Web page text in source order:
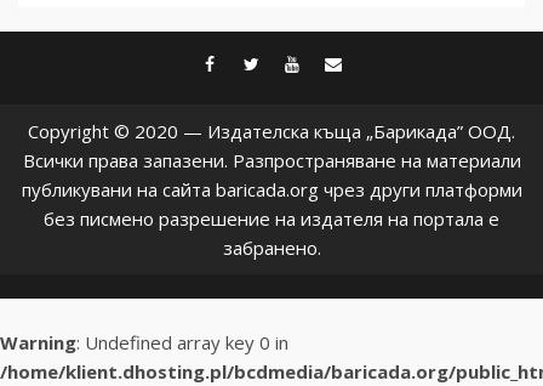
facebook
twitter
youtube
Copyright © 2020 — Издателска къща „Барикада” ООД.
Всички права запазени. Разпространяване на материали
публикувани на сайта baricada.org чрез други платформи
без писмено разрешение на издателя на портала е
забранено.
Warning: Undefined array key 0 in
/home/klient.dhosting.pl/bcdmedia/baricada.org/